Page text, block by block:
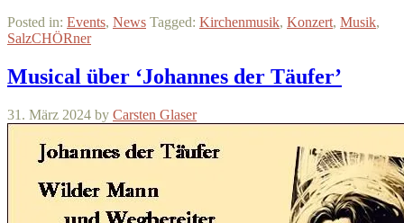
Posted in: Events, News Tagged: Kirchenmusik, Konzert, Musik,
SalzCHÖRner
Musical über ‘Johannes der Täufer’
31. März 2024 by Carsten Glaser